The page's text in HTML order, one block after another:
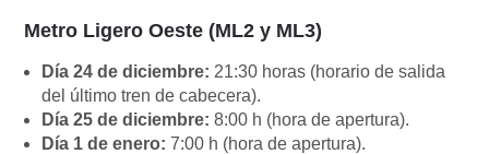
Metro Ligero Oeste (ML2 y ML3)
Día 24 de diciembre: 21:30 horas (horario de salida
del último tren de cabecera).
Día 25 de diciembre: 8:00 h (hora de apertura).
Día 1 de enero: 7:00 h (hora de apertura).